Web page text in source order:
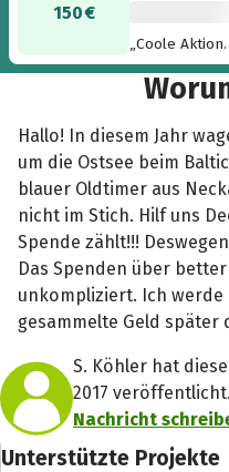
150 €
„Coole
Hallo! In diesem Jahr
um die Ostsee beim
blauer Oldtimer aus
nicht im Stich. Hilf uns
Spende zählt!!!
Das Spenden über
unkompliziert. Ich werde
gesammelte Geld
S. Köhler hat
2017 veröffentlicht.
Nachricht
Unterstützte Projekte